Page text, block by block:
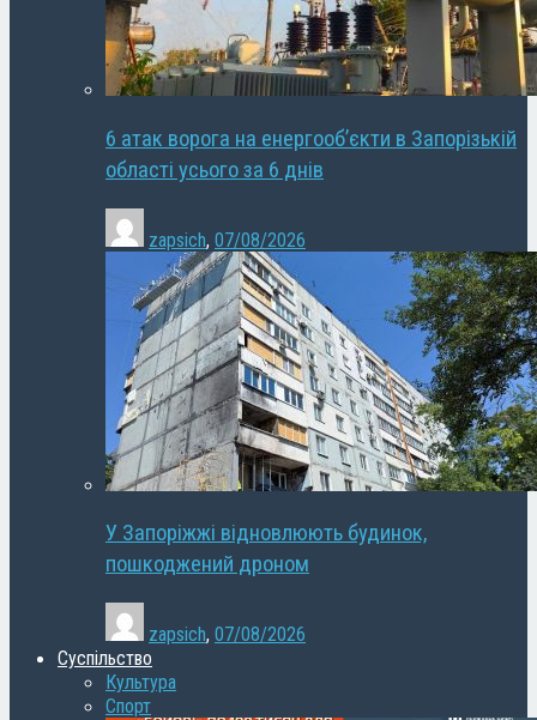
6 атак ворога на енергооб’єкти в Запорізькій
області усього за 6 днів
zapsich, 07/08/2026
У Запоріжжі відновлюють будинок,
пошкоджений дроном
zapsich, 07/08/2026
Суспільство
Культура
Спорт